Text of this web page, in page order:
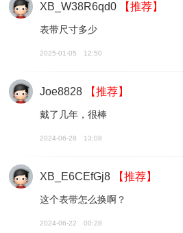
XB_W38R6qd0 【推荐】
表带尺寸多少
2025-01-05 12:50
Joe8828 【推荐】
戴了几年，很棒
2024-06-28 13:08
XB_E6CEfGj8 【推荐】
这个表带怎么换啊？
2024-06-22 00:28